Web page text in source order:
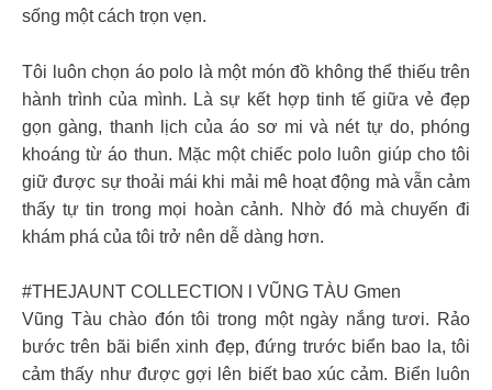
sống một cách trọn vẹn.
Tôi luôn chọn áo polo là một món đồ không thể thiếu trên
hành trình của mình. Là sự kết hợp tinh tế giữa vẻ đẹp
gọn gàng, thanh lịch của áo sơ mi và nét tự do, phóng
khoáng từ áo thun. Mặc một chiếc polo luôn giúp cho tôi
giữ được sự thoải mái khi mải mê hoạt động mà vẫn cảm
thấy tự tin trong mọi hoàn cảnh. Nhờ đó mà chuyến đi
khám phá của tôi trở nên dễ dàng hơn.
#THEJAUNT COLLECTION l VŨNG TÀU Gmen
Vũng Tàu chào đón tôi trong một ngày nắng tươi. Rảo
bước trên bãi biển xinh đẹp, đứng trước biển bao la, tôi
cảm thấy như được gợi lên biết bao xúc cảm. Biển luôn